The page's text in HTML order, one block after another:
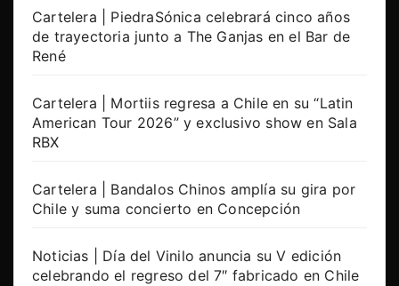
Cartelera | PiedraSónica celebrará cinco años
de trayectoria junto a The Ganjas en el Bar de
René
Cartelera | Mortiis regresa a Chile en su “Latin
American Tour 2026” y exclusivo show en Sala
RBX
Cartelera | Bandalos Chinos amplía su gira por
Chile y suma concierto en Concepción
Noticias | Día del Vinilo anuncia su V edición
celebrando el regreso del 7″ fabricado en Chile